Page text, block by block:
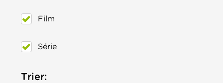
Film
Série
Trier: